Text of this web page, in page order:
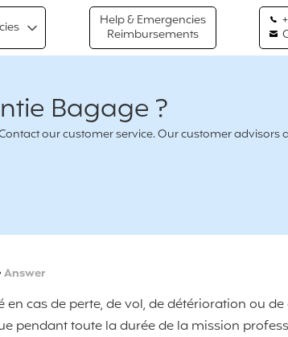
Help & Emergencies
Reimbursements
Bagage ?
our customer service. Our customer
Answer
en cas de perte, de vol, de détérioration ou
pendant toute la durée de la mission